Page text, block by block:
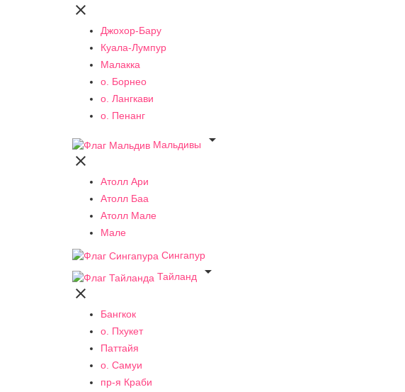

Джохор-Бару
Куала-Лумпур
Малакка
о. Борнео
о. Лангкави
о. Пенанг
Мальдивы


Атолл Ари
Атолл Баа
Атолл Мале
Мале
Сингапур
Тайланд


Бангкок
о. Пхукет
Паттайя
о. Самуи
пр-я Краби